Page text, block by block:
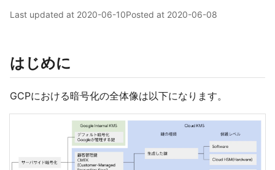
Last updated at 2020-06-10Posted at 2020-06-08
はじめに
GCPにおける暗号化の全体像は以下になります。